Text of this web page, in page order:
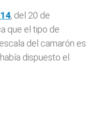
, del 20 de
que el tipo de
del camarón es
dispuesto el